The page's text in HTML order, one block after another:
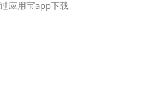
应用宝app下载